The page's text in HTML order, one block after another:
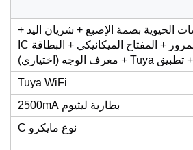
الحيوية بصمة الإصبع + شريان اليد +
كلمة المرور + المفتاح الميكانيكي + البطاقة IC
+ تطبيق Tuya + معرف الوجه (اختياري)
Tuya WiFi
بطارية ليثيوم 2500mA
نوع مايكرو C